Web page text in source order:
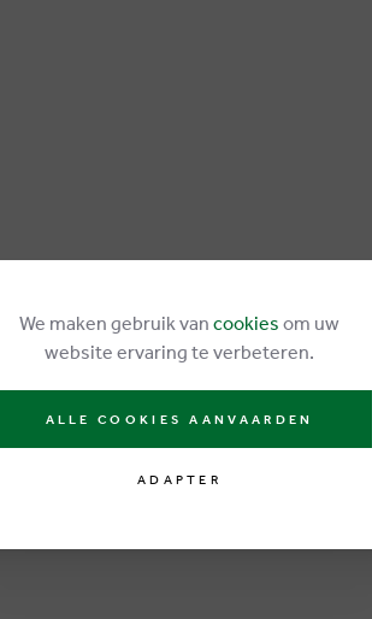
We maken gebruik van cookies om uw
website ervaring te verbeteren.
ALLE COOKIES AANVAARDEN
ADAPTER